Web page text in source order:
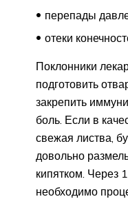
перепады
отеки
Поклонники
подготовить
закрепить
боль. Если в
свежая листва,
довольно
кипятком. Через
необходимо